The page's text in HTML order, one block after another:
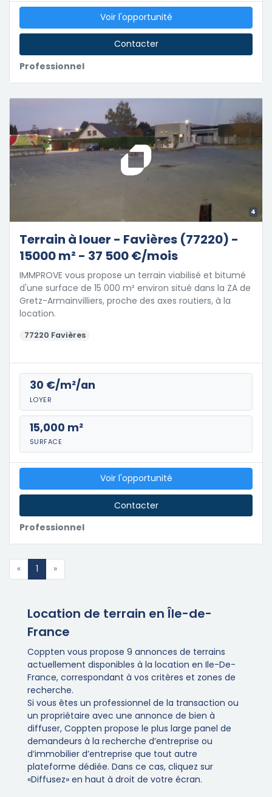
Professionnel
Voir l'opportunité
Contacter
4
Terrain à louer - Favières (77220) -
15000 m² - 37 500 €/mois
IMMPROVE vous propose un terrain viabilisé et bitumé
d'une surface de 15 000 m² environ situé dans la ZA de
Gretz-Armainvilliers, proche des axes routiers, à la
location.
77220 Favières
30 €/m²/an
LOYER
15,000 m²
SURFACE
Professionnel
Voir l'opportunité
Contacter
« 1 »
Location de terrain en Île-de-
France
Coppten vous propose 9 annonces de terrains
actuellement disponibles à la location en Ile-De-
France, correspondant à vos critères et zones de
recherche.
Si vous êtes un professionnel de la transaction ou
un propriétaire avec une annonce de bien à
diffuser, Coppten propose le plus large panel de
demandeurs à la recherche d’entreprise ou
d’immobilier d’entreprise que tout autre
plateforme dédiée. Dans ce cas, cliquez sur
«Diffusez» en haut à droit de votre écran.